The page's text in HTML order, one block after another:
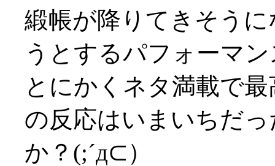
緞帳が降りてきそう
うとするパフォーマ
とにかくネタ満載で
の反応はいまいちだ
か？(;´д⊂）